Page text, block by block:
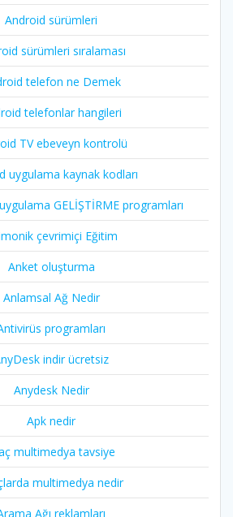
Android sürümleri
sürümleri sıralaması
telefon ne Demek
telefonlar hangileri
TV ebeveyn kontrolü
uygulama kaynak kodları
GELİŞTİRME programları
çevrimiçi Eğitim
Anket oluşturma
Anlamsal Ağ Nedir
programları
indir ücretsiz
Anydesk Nedir
Apk nedir
multimedya tavsiye
multimedya nedir
Ağı reklamları